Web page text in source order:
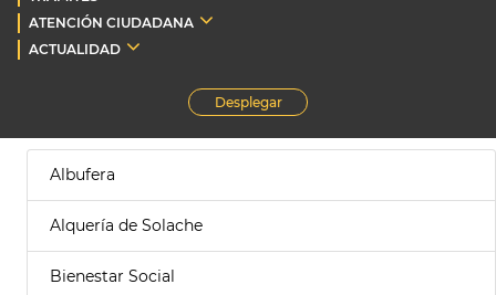
ATENCIÓN CIUDADANA
ACTUALIDAD
Desplegar
Albufera
Alquería de Solache
Bienestar Social